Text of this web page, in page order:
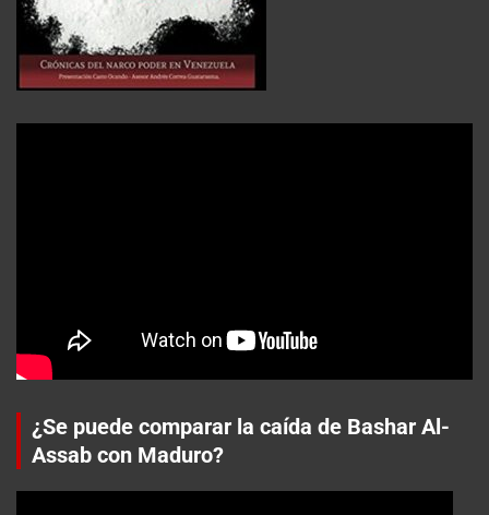
¿Se puede comparar la caída de Bashar Al-
Assab con Maduro?